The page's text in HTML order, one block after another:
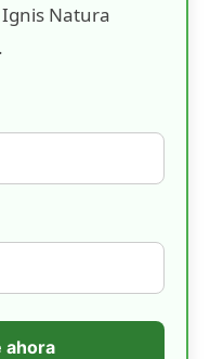
Natura
ahora